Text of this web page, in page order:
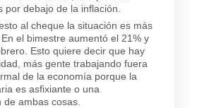
por debajo de la inflación.
al cheque la situación es más
el bimestre aumentó el 21% y
Esto quiere decir que hay
más gente trabajando fuera
de la economía porque la
es asfixiante o una
de ambas cosas.